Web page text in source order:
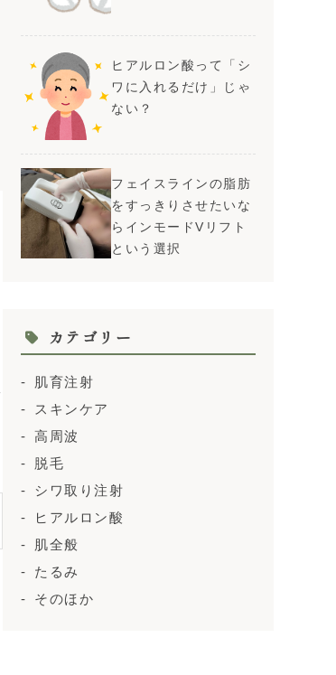
ヒアルロン酸って「シ
ワに入れるだけ」じゃ
ない？
フェイスラインの脂肪
をすっきりさせたいな
らインモードVリフト
という選択
カテゴリー
肌育注射
スキンケア
高周波
脱毛
シワ取り注射
ヒアルロン酸
肌全般
たるみ
そのほか